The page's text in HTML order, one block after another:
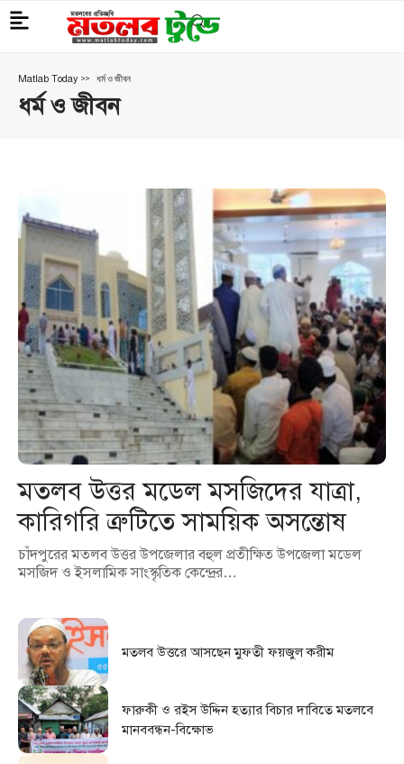
Matlab Today > ধর্ম ও জীবন
ধর্ম ও জীবন
মতলব উত্তর মডেল মসজিদের যাত্রা,
কারিগরি ত্রুটিতে সাময়িক অসন্তোষ
চাঁদপুরের মতলব উত্তর উপজেলার বহুল প্রতীক্ষিত উপজেলা মডেল
মসজিদ ও ইসলামিক সাংস্কৃতিক কেন্দ্রের…
মতলব উত্তরে আসছেন মুফতী ফয়জুল করীম
ফারুকী ও রইস উদ্দিন হত্যার বিচার দাবিতে মতলবে
মানববন্ধন-বিক্ষোভ